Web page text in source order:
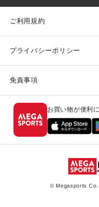
ご利用規約
プライバシーポリシー
免責事項
お買い物が便利
© Megasports